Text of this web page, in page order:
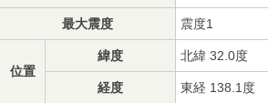
最大震度 震度1
位置
緯度 北緯 32.0度
経度 東経 138.1度